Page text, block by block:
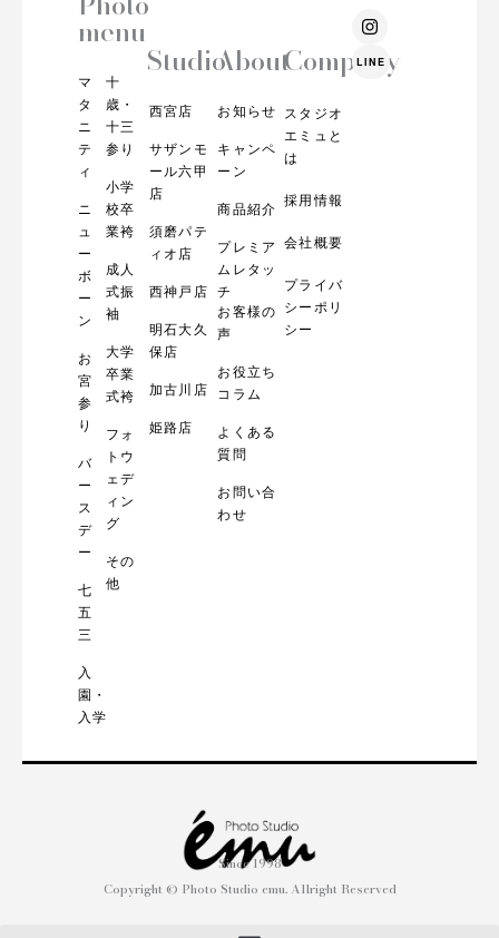
menu
マ
タ
ニ
テ
ィ
ニ
ュ
ー
ボ
ー
ン
お
宮
参
り
バ
ー
ス
デ
ー
七
五
三
入
園・
入学
十
歳・
十三
参り
小学
校卒
業袴
成人
式振
袖
大学
卒業
式袴
フォ
トウ
ェデ
ィン
グ
その
他
Studio
西宮店
サザンモ
ール六甲
店
須磨パテ
ィオ店
西神戸店
明石大久
保店
加古川店
姫路店
About
お知らせ
キャンペ
ーン
商品紹介
プレミア
ムレタッ
チ
お客様の
声
お役立ち
コラム
よくある
質問
お問い合
わせ
Company
スタジオ
エミュと
は
採用情報
会社概要
プライバ
シーポリ
シー
I
n
s
t
LINE
Since 1998
Copyright © Photo Studio emu. Allright Reserved